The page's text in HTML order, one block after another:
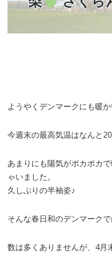
WORK– デンマークの働
– 日本
MEDIA– メディア掲載
ABOUT US
ようやくデンマークにも暖
今週末の最高気温はなんと
あまりにも陽気がポカポカ
ゃいました。
久しぶりの半袖姿♪
そんな春日和のデンマーク
数は多くありませんが、4月